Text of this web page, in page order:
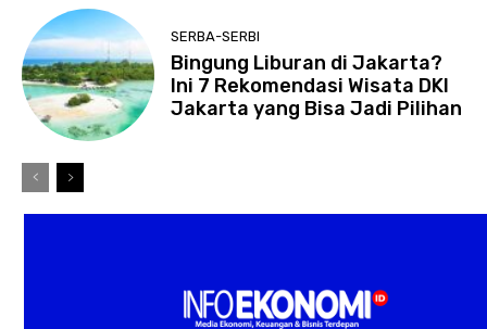
SERBA-SERBI
Bingung Liburan di Jakarta?
Ini 7 Rekomendasi Wisata DKI
Jakarta yang Bisa Jadi Pilihan